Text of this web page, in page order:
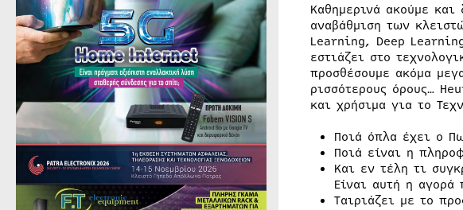
Καθημερινά ακούμε
αναβάθμιση των
Learning, Deep
εστιάζει στο
προσθέσουμε ακόμα
ρισσότερους όρους…
και χρήσιμα για το
Ποιά όπλα έχει ο
Ποιά είναι η
Και εν τέλη τι
Είναι αυτή η αγορά
Ταιριάζει με το